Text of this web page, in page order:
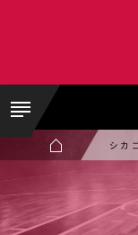
シカ